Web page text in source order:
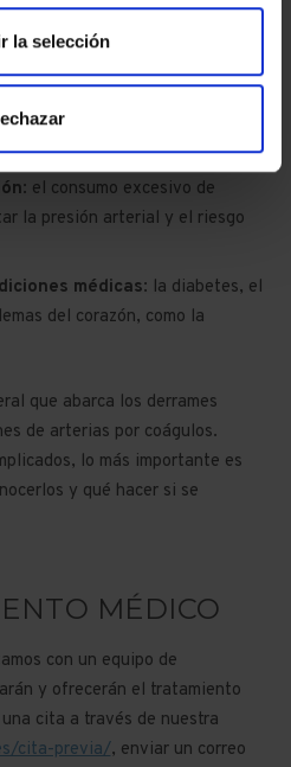
la selección
yoga ayudan a mantener el
en buen estado.
daña las arterias y aumenta el
: el consumo excesivo de
la presión arterial y el riesgo
médicas: la diabetes, el
del corazón, como la
que abarca los derrames
de arterias por coágulos.
lo más importante es
y qué hacer si se
MÉDICO
con un equipo de
y ofrecerán el tratamiento
cita a través de nuestra
cita-previa/, enviar un correo